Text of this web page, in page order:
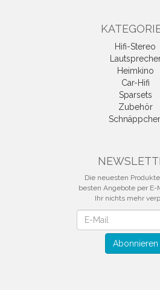
Hifi-Stereo
Heimkino
Car-Hifi
Sparsets
Zubehör
Die neuesten
besten Angebote per E-
Ihr nichts mehr
Abonnieren